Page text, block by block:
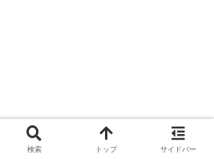
検索 トップ サイドバー